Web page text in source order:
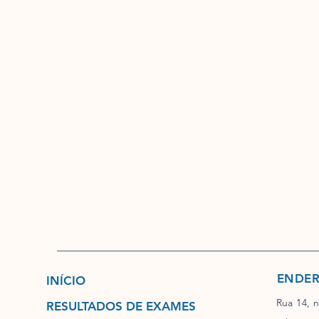
INÍCIO
RESULTADOS DE EXAMES
Rua 14,